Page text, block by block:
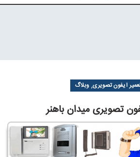
آیفون تصویری, وبلاگ
تصویری میدان باهنر